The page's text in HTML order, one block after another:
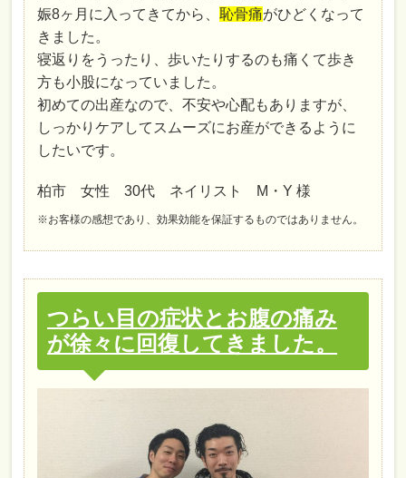
娠8ヶ月に入ってきてから、恥骨痛がひどくなって
きました。
寝返りをうったり、歩いたりするのも痛くて歩き
方も小股になっていました。
初めての出産なので、不安や心配もありますが、
しっかりケアしてスムーズにお産ができるように
したいです。
柏市 女性 30代 ネイリスト M・Y 様
※お客様の感想であり、効果効能を保証するものではありません。
つらい目の症状とお腹の痛み
が徐々に回復してきました。